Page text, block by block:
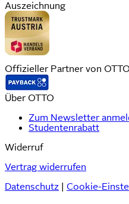
Auszeichnung
Offizieller Partner von OTTO
Über OTTO
Zum Newsletter
Studentenrabatt
Widerruf
Vertrag widerrufen
Datenschutz
Cookie-